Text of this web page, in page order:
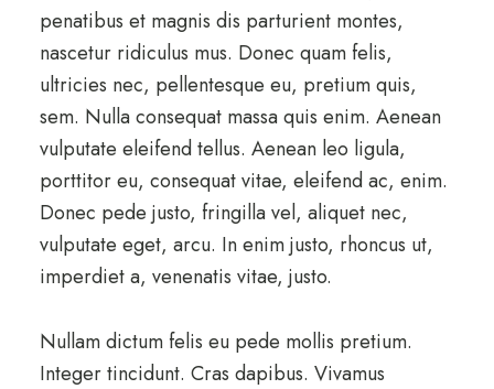
penatibus et magnis dis parturient montes,
nascetur ridiculus mus. Donec quam felis,
ultricies nec, pellentesque eu, pretium quis,
sem. Nulla consequat massa quis enim. Aenean
vulputate eleifend tellus. Aenean leo ligula,
porttitor eu, consequat vitae, eleifend ac, enim.
Donec pede justo, fringilla vel, aliquet nec,
vulputate eget, arcu. In enim justo, rhoncus ut,
imperdiet a, venenatis vitae, justo.
Nullam dictum felis eu pede mollis pretium.
Integer tincidunt. Cras dapibus. Vivamus